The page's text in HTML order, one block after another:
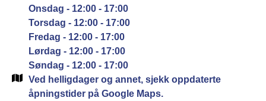
Onsdag - 12:00 - 17:00
Torsdag - 12:00 - 17:00
Fredag - 12:00 - 17:00
Lørdag - 12:00 - 17:00
Søndag - 12:00 - 17:00
Ved helligdager og annet, sjekk oppdaterte
åpningstider på Google Maps.